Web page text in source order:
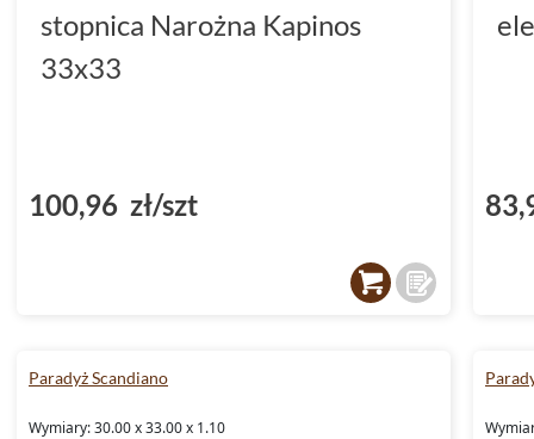
stopnica Narożna Kapinos
33x33
100,96 zł/szt
Paradyż Scandiano
Wymiary: 30.00 x 33.00 x 1.10